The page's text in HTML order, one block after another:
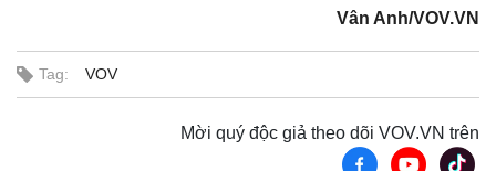
Vân Anh/VOV.VN
Tag: VOV
Mời quý độc giả theo dõi VOV.VN trên